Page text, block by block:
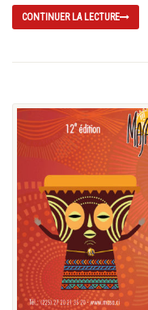
CONTINUER LA LECTURE